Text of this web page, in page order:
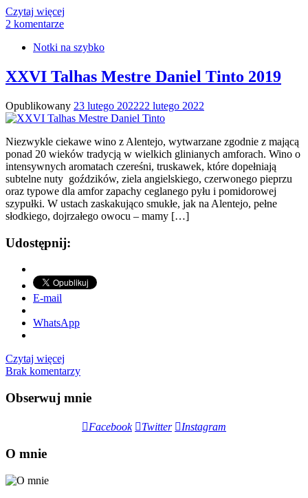
Czytaj więcej
2 komentarze
Notki na szybko
XXVI Talhas Mestre Daniel Tinto 2019
Opublikowany 23 lutego 202222 lutego 2022
Niezwykle ciekawe wino z Alentejo, wytwarzane zgodnie z mającą
ponad 20 wieków tradycją w wielkich glinianych amforach. Wino o
intensywnych aromatach czereśni, truskawek, które dopełniają
subtelne nuty goździków, ziela angielskiego, czerwonego pieprzu
oraz typowe dla amfor zapachy ceglanego pyłu i pomidorowej
szypułki. W ustach zaskakująco smukłe, jak na Alentejo, pełne
słodkiego, dojrzałego owocu – mamy […]
Udostępnij:
E-mail
WhatsApp
Czytaj więcej
Brak komentarzy
Obserwuj mnie
Facebook Twitter Instagram
O mnie